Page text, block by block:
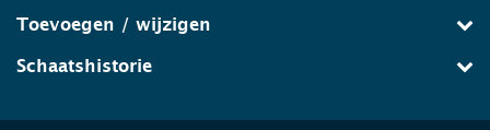
Toevoegen / wijzigen
Schaatshistorie